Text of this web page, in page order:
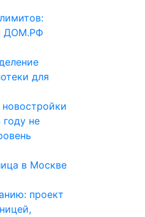
ДОМ.РФ
для
не
в Москве
проект